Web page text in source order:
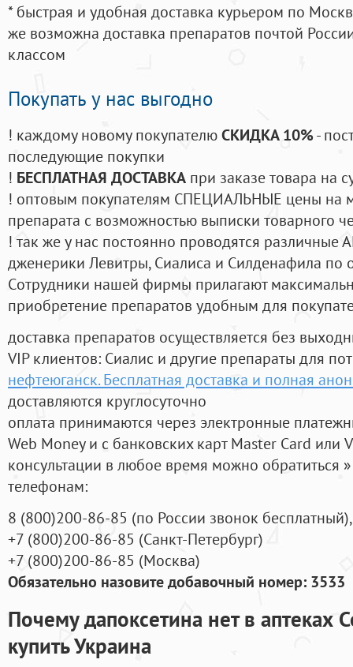
* быстрая и удобная доставка курьером по
же возможна доставка препаратов почтой
классом
Покупать у нас выгодно
! каждому новому покупателюСКИДКА 10%-
последующие покупки
! БЕСПЛАТНАЯ ДОСТАВКА при заказе товара на
! оптовым покупателям СПЕЦИАЛЬНЫЕ цены на
препарата с возможностью выписки товарного
! так же у нас постоянно проводятся
дженерики Левитры, Сиалиса и Силденафила по
Cотрудники нашей фирмы прилагают
приобретение препаратов удобным для
доставка препаратов осуществляется без
VIP клиентов: Сиалис и другие препараты для
нефтеюганск. Бесплатная доставка и полная
доставляются круглосуточно
оплата принимаются через электронные
Web Money и с банковских карт Master Card или
консультации в любое время можно обратиться
телефонам:
8 (800)200-86-85 (по России звонок бесплатный),
+7 (800)200-86-85 (Санкт-Петербург)
+7 (800)200-86-85 (Москва)
Обязательно назовите добавочный номер: 3533
Почему дапоксетина нет в аптеках
купить Украина